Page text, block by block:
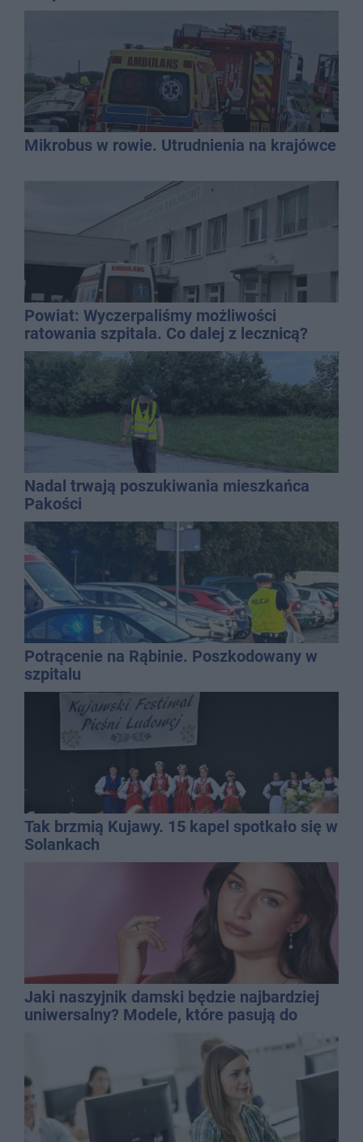
Mikrobus w rowie. Utrudnienia na krajówce
Powiat: Wyczerpaliśmy możliwości
ratowania szpitala. Co dalej z lecznicą?
Nadal trwają poszukiwania mieszkańca
Pakości
Potrącenie na Rąbinie. Poszkodowany w
szpitalu
Tak brzmią Kujawy. 15 kapel spotkało się w
Solankach
Jaki naszyjnik damski będzie najbardziej
uniwersalny? Modele, które pasują do